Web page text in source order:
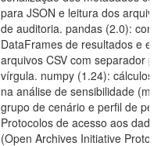
para JSON e leitura dos
de auditoria. pandas (2.0):
DataFrames de resultados e
arquivos CSV com separador
vírgula. numpy (1.24): cálculos
na análise de sensibilidade
grupo de cenário e perfil de
Protocolos de acesso aos
(Open Archives Initiative